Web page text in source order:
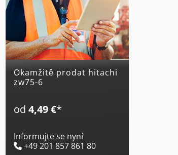
Okamžitě prodat hitachi
zw75-6
od 4,49 €*
Informujte se nyní
+49 201 857 861 80